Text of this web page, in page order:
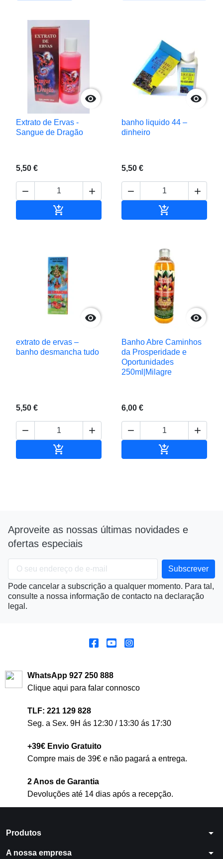

Extrato de Ervas -
Sangue de Dragão
5,50 €
 


banho liquido 44 –
dinheiro
5,50 €
 


extrato de ervas –
banho desmancha tudo
5,50 €
 


Banho Abre Caminhos
da Prosperidade e
Oportunidades
250ml|Milagre
6,00 €
 

Aproveite as nossas últimas novidades e
ofertas especiais
Pode cancelar a subscrição a qualquer momento. Para tal,
consulte a nossa informação de contacto na declaração
legal.
WhatsApp 927 250 888
Clique aqui para falar connosco
TLF: 221 129 828
Seg. a Sex. 9H ás 12:30 / 13:30 ás 17:30
+39€ Envio Gratuito
Compre mais de 39€ e não pagará a entrega.
2 Anos de Garantia
Devoluções até 14 dias após a recepção.
Produtos arrow_drop_down
A nossa empresa arrow_drop_down